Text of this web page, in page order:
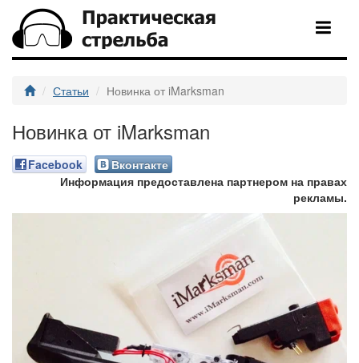
Статьи Новинка от iMarksman
Новинка от iMarksman
Facebook
Вконтакте
Информация предоставлена партнером на правах
рекламы.